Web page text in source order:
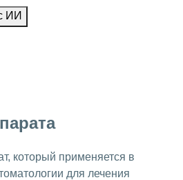
ИИ
который применяется в
для лечения